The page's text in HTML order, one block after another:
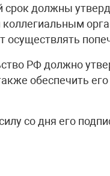
должны
осуществлять
РФ должно
обеспечить
со дня его